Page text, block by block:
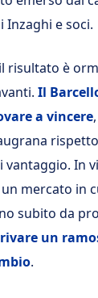
e soci.
risultato è
Il
a vincere
vantaggio. In
mercato in
subito da
un
.